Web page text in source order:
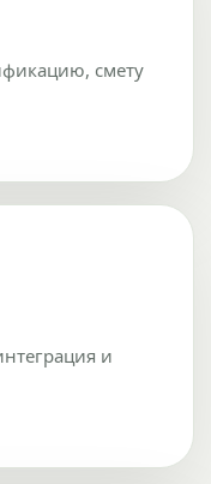
смету
и